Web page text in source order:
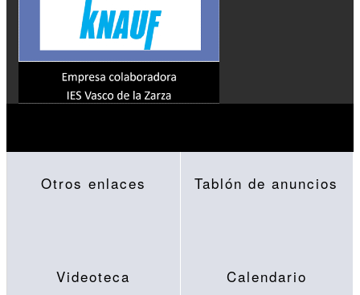
Otros enlaces Tablón de anuncios
Videoteca Calendario